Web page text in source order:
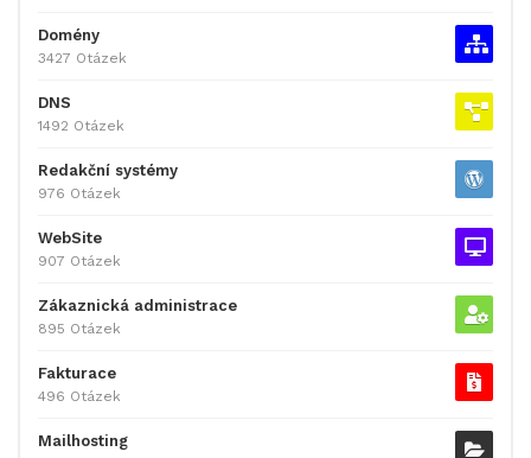
Domény
3427 Otázek
DNS
1492 Otázek
Redakční systémy
976 Otázek
WebSite
907 Otázek
Zákaznická administrace
895 Otázek
Fakturace
496 Otázek
Mailhosting